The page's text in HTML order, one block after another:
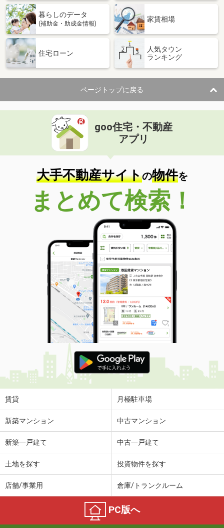
暮らしのデータ
(補助金・助成金情報)
家賃相場
住宅ローン
人気タウン
ランキング
ページトップに戻る
goo住宅・不動産
アプリ
大手不動産サイトの物件を
まとめて検索！
賃貸 月極駐車場
新築マンション 中古マンション
新築一戸建て 中古一戸建て
土地を探す 投資物件を探す
店舗/事業用 倉庫/トランクルーム
PC版へ